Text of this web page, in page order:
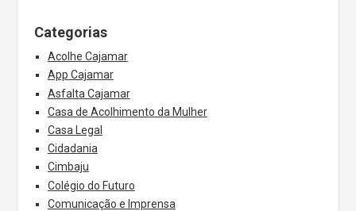
Categorias
Acolhe Cajamar
App Cajamar
Asfalta Cajamar
Casa de Acolhimento da Mulher
Casa Legal
Cidadania
Cimbaju
Colégio do Futuro
Comunicação e Imprensa